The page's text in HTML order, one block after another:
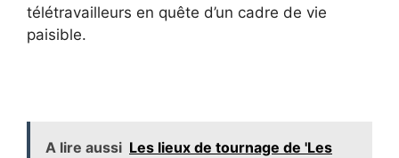
télétravailleurs en quête d’un cadre de vie
paisible.
A lire aussi Les lieux de tournage de 'Les